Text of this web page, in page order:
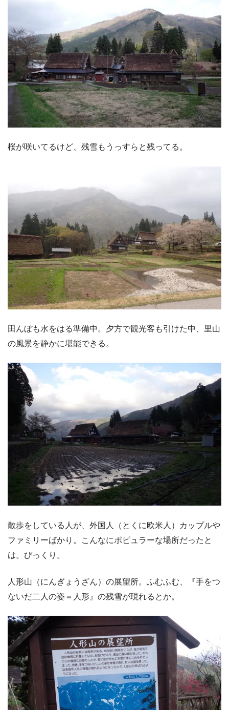
桜が咲いてるけど、残雪もうっすらと残ってる。
田んぼも水をはる準備中。夕方で観光客も引けた中、里山
の風景を静かに堪能できる。
散歩をしている人が、外国人（とくに欧米人）カップルや
ファミリーばかり。こんなにポピュラーな場所だったと
は。びっくり。
人形山（にんぎょうざん）の展望所。ふむふむ、『手をつ
ないだ二人の姿＝人形』の残雪が現れるとか。